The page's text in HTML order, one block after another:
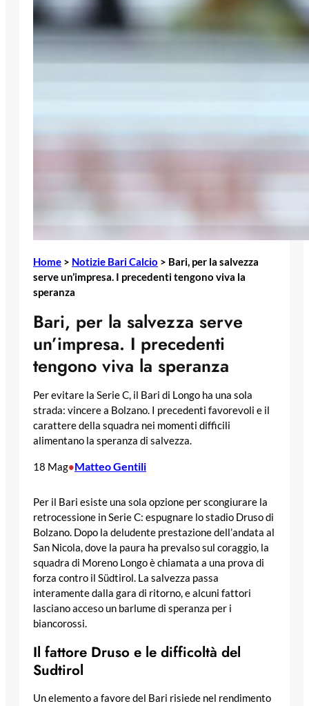
Home > Notizie Bari Calcio > Bari, per la salvezza
serve un’impresa. I precedenti tengono viva la
speranza
Bari, per la salvezza serve
un’impresa. I precedenti
tengono viva la speranza
Per evitare la Serie C, il Bari di Longo ha una sola
strada: vincere a Bolzano. I precedenti favorevoli e il
carattere della squadra nei momenti difficili
alimentano la speranza di salvezza.
18 Mag•Matteo Gentili
Per il Bari esiste una sola opzione per scongiurare la
retrocessione in Serie C: espugnare lo stadio Druso di
Bolzano. Dopo la deludente prestazione dell’andata al
San Nicola, dove la paura ha prevalso sul coraggio, la
squadra di Moreno Longo è chiamata a una prova di
forza contro il Südtirol. La salvezza passa
interamente dalla gara di ritorno, e alcuni fattori
lasciano acceso un barlume di speranza per i
biancorossi.
Il fattore Druso e le difficoltà del
Sudtirol
Un elemento a favore del Bari risiede nel rendimento